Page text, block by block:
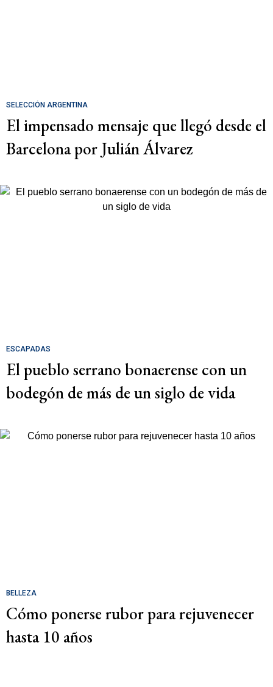
SELECCIÓN ARGENTINA
El impensado mensaje que llegó desde el
Barcelona por Julián Álvarez
ESCAPADAS
El pueblo serrano bonaerense con un
bodegón de más de un siglo de vida
BELLEZA
Cómo ponerse rubor para rejuvenecer
hasta 10 años